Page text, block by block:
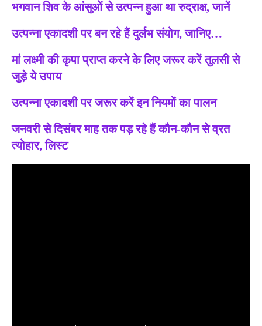
भगवान शिव के आंसुओं से उत्पन्न हुआ था रुद्राक्ष, जानें
उत्पन्ना एकादशी पर बन रहे हैं दुर्लभ संयोग, जानिए…
मां लक्ष्मी की कृपा प्राप्त करने के लिए जरूर करें तुलसी से
जुड़े ये उपाय
उत्पन्ना एकादशी पर जरूर करें इन नियमों का पालन
जनवरी से दिसंबर माह तक पड़ रहे हैं कौन-कौन से व्रत
त्योहार, लिस्ट